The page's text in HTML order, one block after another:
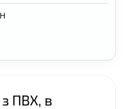
ПВХ, в